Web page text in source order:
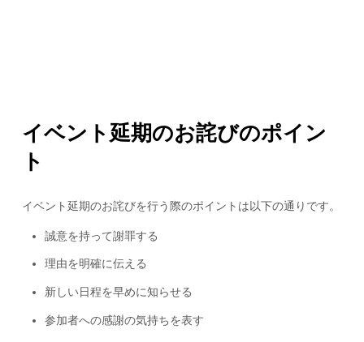
イベント延期のお詫びのポイン
ト
イベント延期のお詫びを行う際のポイントは以下の通りです。
誠意を持って謝罪する
理由を明確に伝える
新しい日程を早めに知らせる
参加者への感謝の気持ちを表す